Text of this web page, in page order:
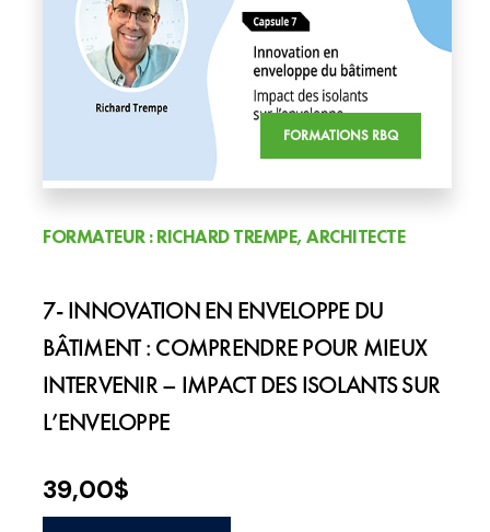
FORMATIONS RBQ
FORMATEUR : RICHARD TREMPE, ARCHITECTE
7- INNOVATION EN ENVELOPPE DU
BÂTIMENT : COMPRENDRE POUR MIEUX
INTERVENIR – IMPACT DES ISOLANTS SUR
L’ENVELOPPE
39,00$